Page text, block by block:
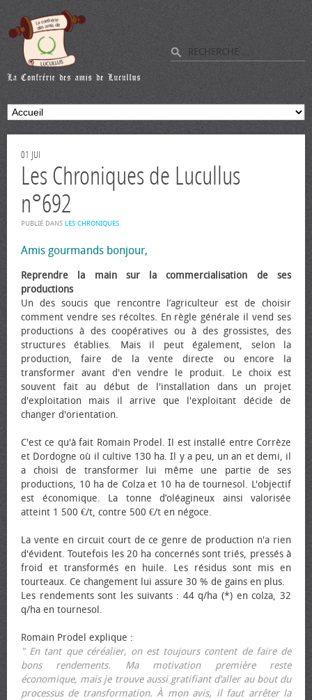
01 JUI
Les Chroniques de Lucullus
n°692
PUBLIÉ DANS LES CHRONIQUES.
Amis gourmands bonjour,
Reprendre la main sur la commercialisation de ses
productions
Un des soucis que rencontre l’agriculteur est de choisir
comment vendre ses récoltes. En règle générale il vend ses
productions à des coopératives ou à des grossistes, des
structures établies. Mais il peut également, selon la
production, faire de la vente directe ou encore la
transformer avant d'en vendre le produit. Le choix est
souvent fait au début de l'installation dans un projet
d'exploitation mais il arrive que l'exploitant décide de
changer d'orientation.
C'est ce qu'à fait Romain Prodel. Il est installé entre Corrèze
et Dordogne où il cultive 130 ha. Il y a peu, un an et demi, il
a choisi de transformer lui même une partie de ses
productions, 10 ha de Colza et 10 ha de tournesol. L'objectif
est économique. La tonne d’oléagineux ainsi valorisée
atteint 1 500 €/t, contre 500 €/t en négoce.
La vente en circuit court de ce genre de production n'a rien
d'évident. Toutefois les 20 ha concernés sont triés, pressés à
froid et transformés en huile. Les résidus sont mis en
tourteaux. Ce changement lui assure 30 % de gains en plus.
Les rendements sont les suivants : 44 q/ha (*) en colza, 32
q/ha en tournesol.
Romain Prodel explique :
" En tant que céréalier, on est toujours content de faire de
bons rendements. Ma motivation première reste
économique, mais je trouve aussi gratifiant d’aller au bout du
processus de transformation. À mon avis, il faut arrêter la